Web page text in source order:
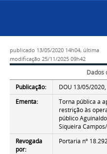
publicado 13/05/2020 14h04, última
modificação 25/11/2025 09h42
Dados
Publicação:
DOU 13/05/
Ementa:
Torna pública a
restrição às
público
Siqueira Campos/
Revogada
por:
Portaria nº